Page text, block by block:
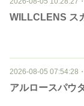
WILLCLENS ス
2026-08-05 07:54:28 ・
アルロースパウ